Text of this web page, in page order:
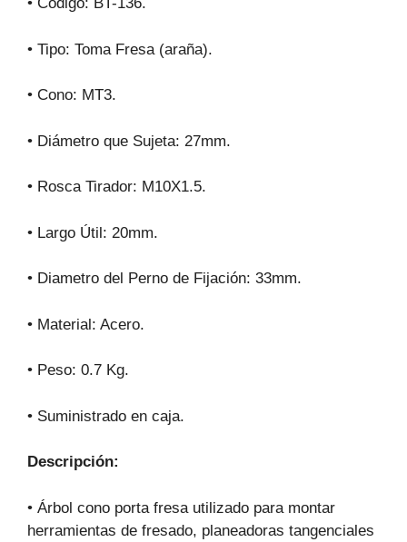
• Tipo: Toma Fresa (araña).
• Cono: MT3.
• Diámetro que Sujeta: 27mm.
• Rosca Tirador: M10X1.5.
• Largo Útil: 20mm.
• Diametro del Perno de Fijación: 33mm.
• Material: Acero.
• Peso: 0.7 Kg.
• Suministrado en caja.
Descripción:
• Árbol cono porta fresa utilizado para montar
herramientas de fresado, planeadoras tangenciales